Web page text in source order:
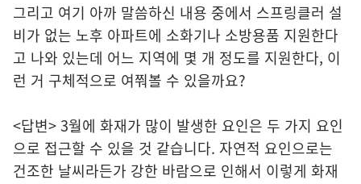
그리고 여기 아까 말씀하신 내용 중에서 스프링클러 설
비가 없는 노후 아파트에 소화기나 소방용품 지원한다
고 나와 있는데 어느 지역에 몇 개 정도를 지원한다, 이
런 거 구체적으로 여쭤볼 수 있을까요?
<답변> 3월에 화재가 많이 발생한 요인은 두 가지 요인
으로 접근할 수 있을 것 같습니다. 자연적 요인으로는
건조한 날씨라든가 강한 바람으로 인해서 이렇게 화재